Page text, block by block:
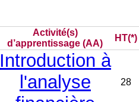
Activité(s)
d’apprentissage (AA)
HT(*)
Introduction à
l'analyse
28